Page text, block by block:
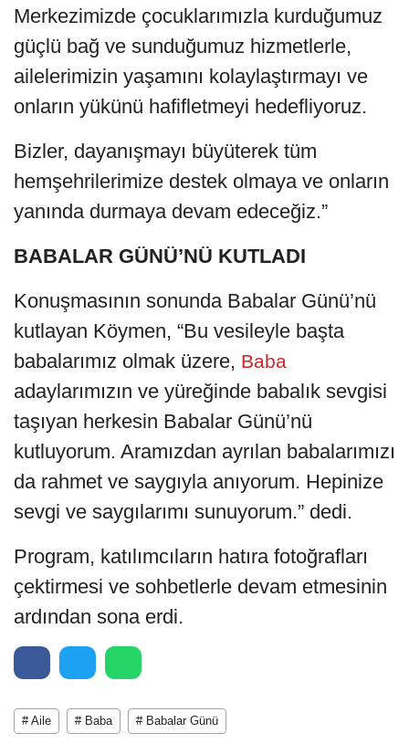
Merkezimizde çocuklarımızla kurduğumuz
güçlü bağ ve sunduğumuz hizmetlerle,
ailelerimizin yaşamını kolaylaştırmayı ve
onların yükünü hafifletmeyi hedefliyoruz.
Bizler, dayanışmayı büyüterek tüm
hemşehrilerimize destek olmaya ve onların
yanında durmaya devam edeceğiz.”
BABALAR GÜNÜ’NÜ KUTLADI
Konuşmasının sonunda Babalar Günü’nü
kutlayan Köymen, “Bu vesileyle başta
babalarımız olmak üzere, Baba
adaylarımızın ve yüreğinde babalık sevgisi
taşıyan herkesin Babalar Günü’nü
kutluyorum. Aramızdan ayrılan babalarımızı
da rahmet ve saygıyla anıyorum. Hepinize
sevgi ve saygılarımı sunuyorum.” dedi.
Program, katılımcıların hatıra fotoğrafları
çektirmesi ve sohbetlerle devam etmesinin
ardından sona erdi.
# Aile # Baba # Babalar Günü